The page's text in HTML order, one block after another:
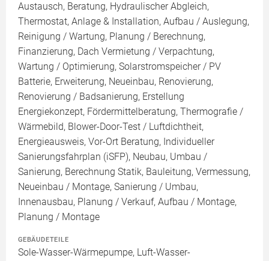
Austausch, Beratung, Hydraulischer Abgleich,
Thermostat, Anlage & Installation, Aufbau / Auslegung,
Reinigung / Wartung, Planung / Berechnung,
Finanzierung, Dach Vermietung / Verpachtung,
Wartung / Optimierung, Solarstromspeicher / PV
Batterie, Erweiterung, Neueinbau, Renovierung,
Renovierung / Badsanierung, Erstellung
Energiekonzept, Fördermittelberatung, Thermografie /
Wärmebild, Blower-Door-Test / Luftdichtheit,
Energieausweis, Vor-Ort Beratung, Individueller
Sanierungsfahrplan (iSFP), Neubau, Umbau /
Sanierung, Berechnung Statik, Bauleitung, Vermessung,
Neueinbau / Montage, Sanierung / Umbau,
Innenausbau, Planung / Verkauf, Aufbau / Montage,
Planung / Montage
GEBÄUDETEILE
Sole-Wasser-Wärmepumpe, Luft-Wasser-